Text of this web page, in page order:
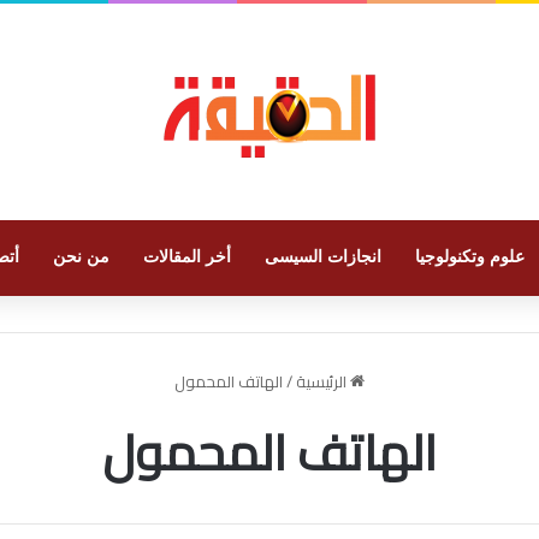
علوم وتكنولوجيا انجازات السيسى أخر المقالات من نحن
الرئيسية/الهاتف المحمول
الهاتف المحمول